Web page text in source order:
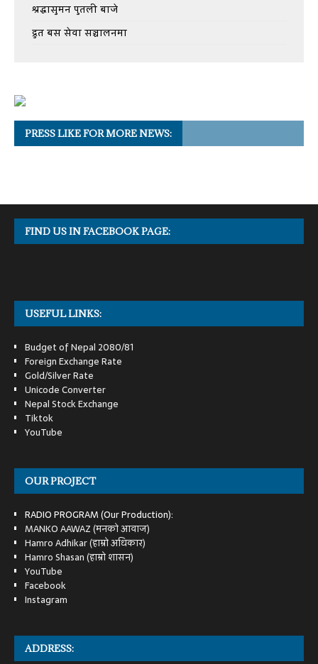
श्रद्धासुमन पुतली बाजे
द्रुत बस सेवा सञ्चालनमा
PRESS LIKE FOR MORE NEWS:
FIND US IN FACEBOOK PAGE:
USEFUL LINKS:
Budget of Nepal 2080/81
Foreign Exchange Rate
Gold/Silver Rate
Unicode Converter
Nepal Stock Exchange
Tiktok
YouTube
OUR PROJECT
RADIO PROGRAM (Our Production):
MANKO AAWAZ (मनको आवाज)
Hamro Adhikar (हाम्रो अधिकार)
Hamro Shasan (हाम्रो शासन)
YouTube
Facebook
Instagram
ADDRESS: